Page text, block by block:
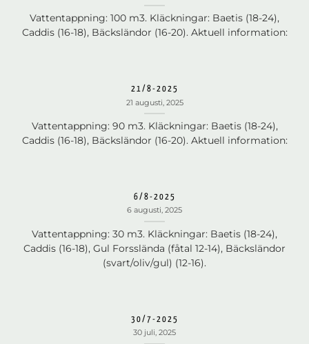
Vattentappning: 100 m3. Kläckningar: Baetis (18-24),
Caddis (16-18), Bäcksländor (16-20). Aktuell information:
21/8-2025
21 augusti, 2025
Vattentappning: 90 m3. Kläckningar: Baetis (18-24),
Caddis (16-18), Bäcksländor (16-20). Aktuell information:
6/8-2025
6 augusti, 2025
Vattentappning: 30 m3. Kläckningar: Baetis (18-24),
Caddis (16-18), Gul Forsslända (fåtal 12-14), Bäcksländor
(svart/oliv/gul) (12-16).
30/7-2025
30 juli, 2025